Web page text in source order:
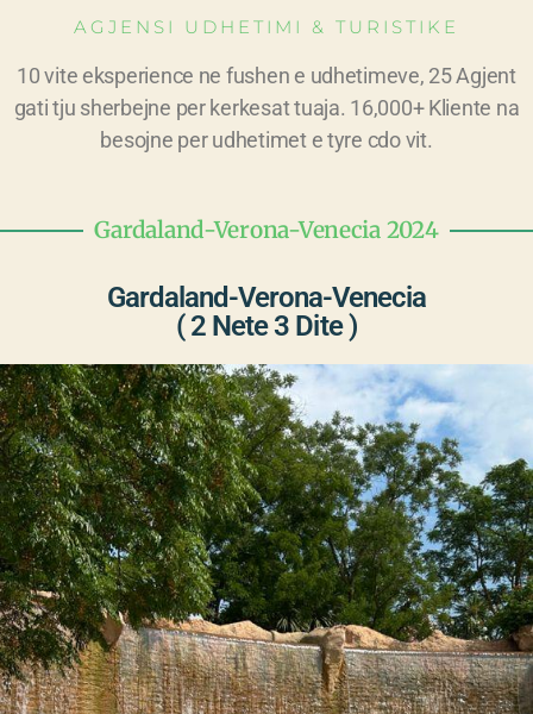
AGJENSI UDHETIMI & TURISTIKE
10 vite eksperience ne fushen e udhetimeve, 25 Agjent
gati tju sherbejne per kerkesat tuaja. 16,000+ Kliente na
besojne per udhetimet e tyre cdo vit.
Gardaland-Verona-Venecia 2024
Gardaland-Verona-Venecia
( 2 Nete 3 Dite )